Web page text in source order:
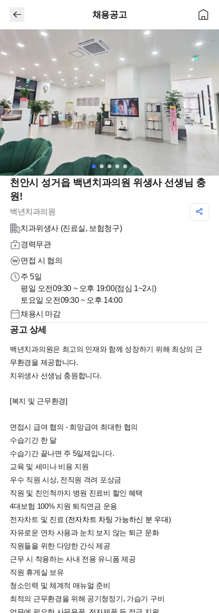
채용공고
천안시 성거읍 백년치과의원 위생사 선생님 충
원!
백년치과의원
치과위생사 (진료실, 보험청구)
경력무관
면접 시 협의
주 5일
평일 오전09:30 ~ 오후 19:00(점심 1~2시)
토요일 오전09:30 ~ 오후 14:00
채용시 마감
공고 상세
백년치과의원은 최고의 인재와 함께 성장하기 위해 최상의 근
무환경을 제공합니다.
치위생사 선생님 충원합니다.
[복지 및 근무환경]
면접시 급여 협의 - 희망급여 최대한 협의
수습기간 한 달
수습기간 끝나면 주 5일제입니다.
교육 및 세미나 비용 지원
우수 직원 시상, 전직원 격려 포상금
직원 및 친인척까지 병원 진료비 할인 혜택
4대보험 100% 지원 퇴직연금 운용
전자차트 및 진료 (전자차트 차팅 가능하신 분 우대)
자유로운 연차 사용과 눈치 보지 않는 퇴근 문화
직원들을 위한 다양한 간식 제공
근무 시 착용하는 사내 전용 유니폼 제공
직원 휴게실 보유
청소인력 및 체계적 매뉴얼 준비
최적의 근무환경을 위해 공기청정기, 가습기 구비